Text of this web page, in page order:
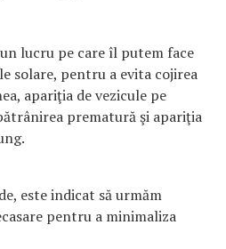
lucru pe care îl putem face
solare, pentru a evita cojirea
apariţia de vezicule pe
prematură şi apariţia
este indicat să urmăm
pentru a minimaliza